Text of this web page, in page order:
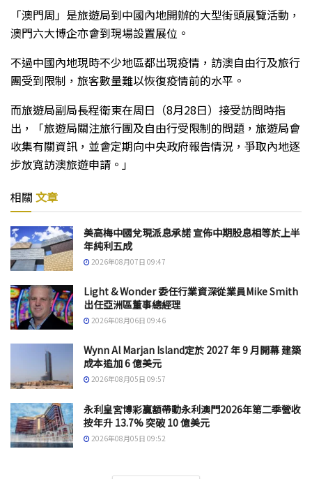
「澳門周」是旅遊局到中國內地開辦的大型街頭展覽活動，
澳門六大博企亦會到現場設置展位。
不過中國內地現時不少地區都出現疫情，訪澳自由行及旅行
團受到限制，旅客數量難以恢復疫情前的水平。
而旅遊局副局長程衛東在周日（8月28日）接受訪問時指
出，「旅遊局關注旅行團及自由行受限制的問題，旅遊局會
收集有關資訊，並會定期向中央政府報告情況，爭取內地逐
步放寬訪澳旅遊申請。」
相關 文章
美高梅中國兌現派息承諾 宣佈中期股息相等於上半
年純利五成
2026年08月07日 09:47
Light & Wonder 委任行業資深從業員Mike Smith
出任亞洲區董事總經理
2026年08月06日 09:46
Wynn Al Marjan Island定於 2027 年 9 月開幕 建築
成本追加 6 億美元
2026年08月05日 09:57
永利皇宮博彩贏額帶動永利澳門2026年第二季營收
按年升 13.7% 突破 10 億美元
2026年08月05日 09:52